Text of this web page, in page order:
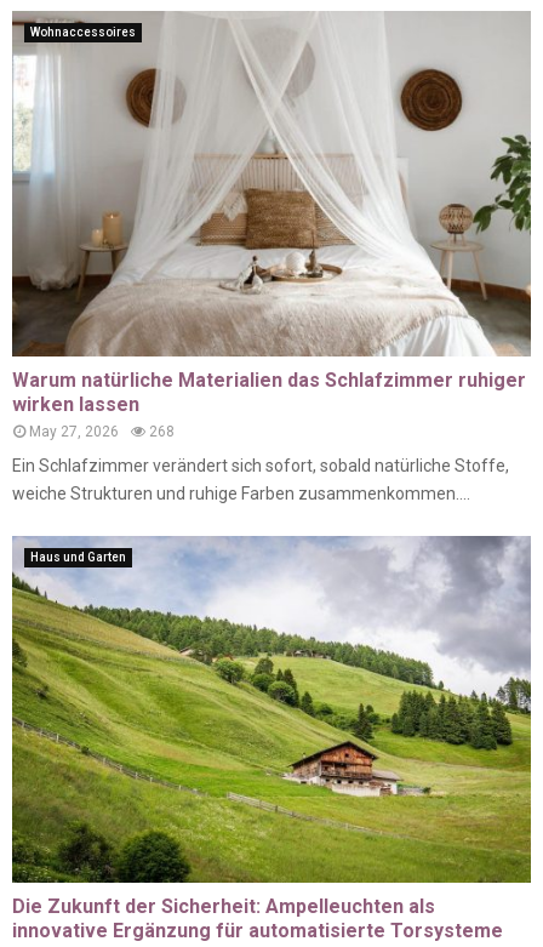
Wohnaccessoires
Warum natürliche Materialien das Schlafzimmer ruhiger
wirken lassen
May 27, 2026 268
Ein Schlafzimmer verändert sich sofort, sobald natürliche Stoffe,
weiche Strukturen und ruhige Farben zusammenkommen....
Haus und Garten
Die Zukunft der Sicherheit: Ampelleuchten als
innovative Ergänzung für automatisierte Torsysteme